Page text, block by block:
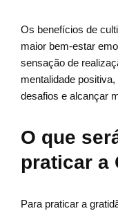
Os benefícios de
maior bem-estar
sensação de
mentalidade
desafios e alcançar
O que
praticar a
Para praticar a